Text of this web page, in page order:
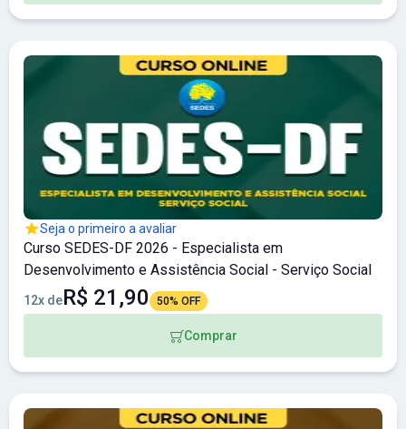
Seja o primeiro a avaliar
Curso SEDES-DF 2026 - Especialista em
Desenvolvimento e Assistência Social - Serviço Social
12x deR$ 21,90 50% OFF
Comprar